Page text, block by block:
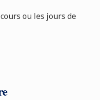
ou les jours de